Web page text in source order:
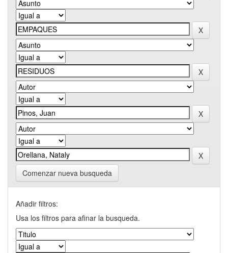
Comenzar nueva busqueda
Añadir filtros:
Usa los filtros para afinar la busqueda.